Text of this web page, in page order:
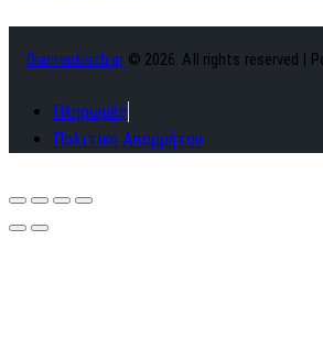
Diamantisch.gr © 2026. All rights reserved |
Πληρωμές
Πολιτική Απορρήτου